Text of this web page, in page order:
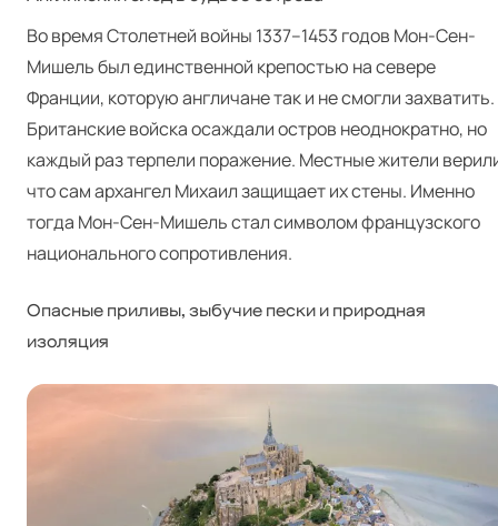
Во время Столетней войны 1337–1453 годов Мон-Сен-
Мишель был единственной крепостью на севере
Франции, которую англичане так и не смогли захватить.
Британские войска осаждали остров неоднократно, но
каждый раз терпели поражение. Местные жители
что сам архангел Михаил защищает их стены. Именно
тогда Мон-Сен-Мишель стал символом французского
национального сопротивления.
Опасные приливы, зыбучие пески и природная
изоляция